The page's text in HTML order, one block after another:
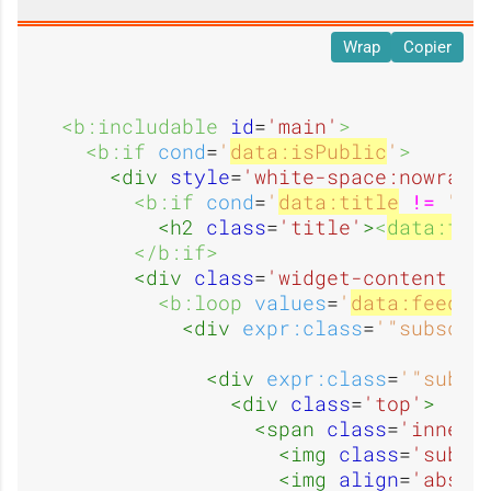
'
u
s
'
u
s
a
e
d
e
d
'
u
s
<b:includable id= 'main' >
<b:if cond= ' data:isPublic ' >
<div style= 'white-space:nowrap'
<b:if cond= ' data:title != ""'
<h2 class= 'title' ><
</b:if>
<div class= 'widget-content'
<b:loop values= ' data:feeds
<div expr:class=
<div expr:class=
<div class= 'top' >
<span class= 'inner'
<img class=
<img align=
Wrap Copier